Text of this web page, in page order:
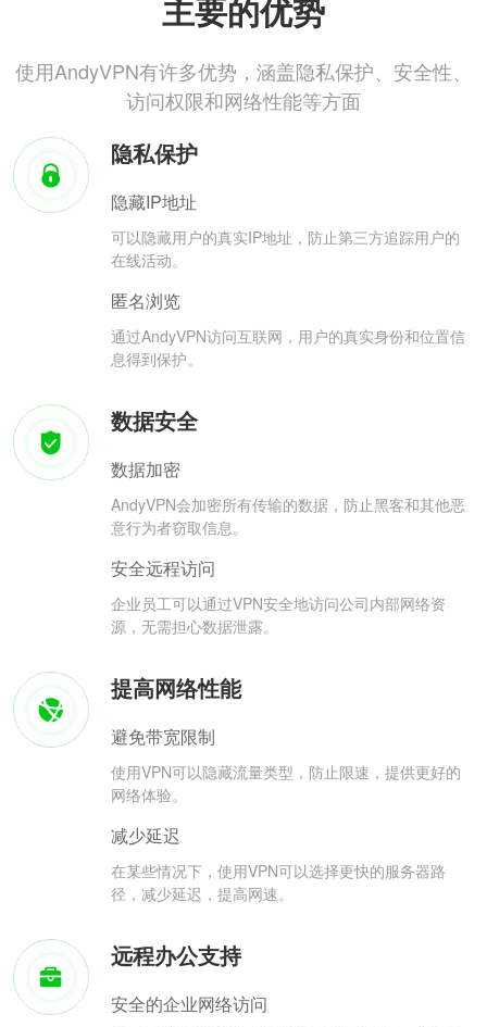
主要的优势
使用AndyVPN有许多优势，涵盖隐私保护、安全性、
访问权限和网络性能等方面
隐私保护
隐藏IP地址
可以隐藏用户的真实IP地址，防止第三方追踪用户的
在线活动。
匿名浏览
通过AndyVPN访问互联网，用户的真实身份和位置信
息得到保护。
数据安全
数据加密
AndyVPN会加密所有传输的数据，防止黑客和其他恶
意行为者窃取信息。
安全远程访问
企业员工可以通过VPN安全地访问公司内部网络资
源，无需担心数据泄露。
提高网络性能
避免带宽限制
使用VPN可以隐藏流量类型，防止限速，提供更好的
网络体验。
减少延迟
在某些情况下，使用VPN可以选择更快的服务器路
径，减少延迟，提高网速。
远程办公支持
安全的企业网络访问